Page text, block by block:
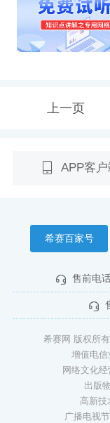
上一页
APP客户
希赛百家号
售前电
希赛网 版权所
增值电信
网络文化
出版
高新技
广播电视